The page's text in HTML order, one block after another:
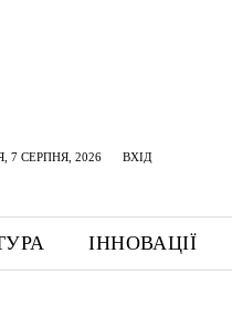
7 СЕРПНЯ, 2026 ВХІД
ІННОВАЦІЇ